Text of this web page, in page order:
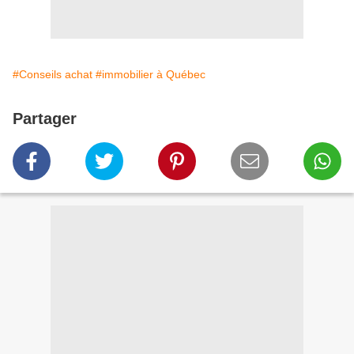
#Conseils achat #immobilier à Québec
Partager